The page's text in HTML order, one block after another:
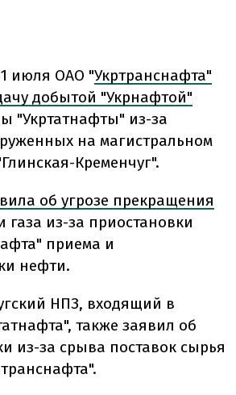
июля ОАО "Укртранснафта"
добытой "Укрнафтой"
"Укртатнафты" из-за
на магистральном
Кременчуг".
об угрозе прекращения
газа из-за приостановки
приема и
нефти.
НПЗ, входящий в
также заявил об
из-за срыва поставок сырья